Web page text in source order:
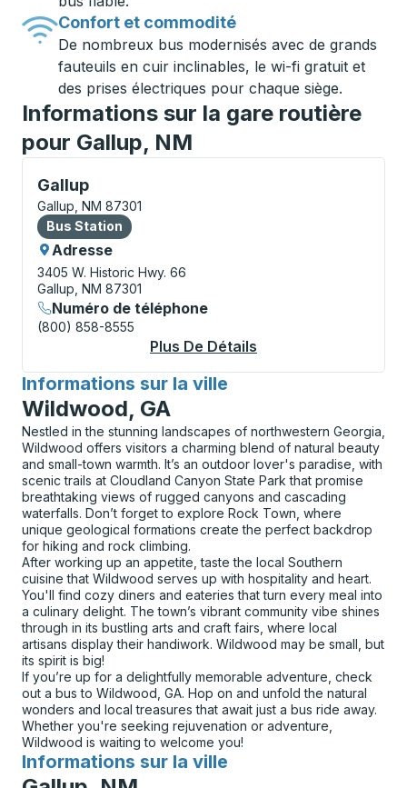
Confort et commodité
De nombreux bus modernisés avec de grands
fauteuils en cuir inclinables, le wi-fi gratuit et
des prises électriques pour chaque siège.
Informations sur la gare routière
pour Gallup, NM
Gallup
Bus Station, utilisez les touches fléchées ou la
Gallup, NM 87301
Bus Station
Bus Station
Adresse
3405 W. Historic Hwy. 66
Gallup, NM 87301
Numéro de téléphone
(800) 858-8555
Plus De Détails
Informations sur la ville
pour
Wildwood, GA
Nestled in the stunning landscapes of northwestern Georgia,
Wildwood offers visitors a charming blend of natural beauty
and small-town warmth. It’s an outdoor lover's paradise, with
scenic trails at Cloudland Canyon State Park that promise
breathtaking views of rugged canyons and cascading
waterfalls. Don’t forget to explore Rock Town, where
unique geological formations create the perfect backdrop
for hiking and rock climbing.
After working up an appetite, taste the local Southern
cuisine that Wildwood serves up with hospitality and heart.
You'll find cozy diners and eateries that turn every meal into
a culinary delight. The town’s vibrant community vibe shines
through in its bustling arts and craft fairs, where local
artisans display their handiwork. Wildwood may be small, but
its spirit is big!
If you’re up for a delightfully memorable adventure, check
out a bus to Wildwood, GA. Hop on and unfold the natural
wonders and local treasures that await just a bus ride away.
Whether you're seeking rejuvenation or adventure,
Wildwood is waiting to welcome you!
Informations sur la ville
pour